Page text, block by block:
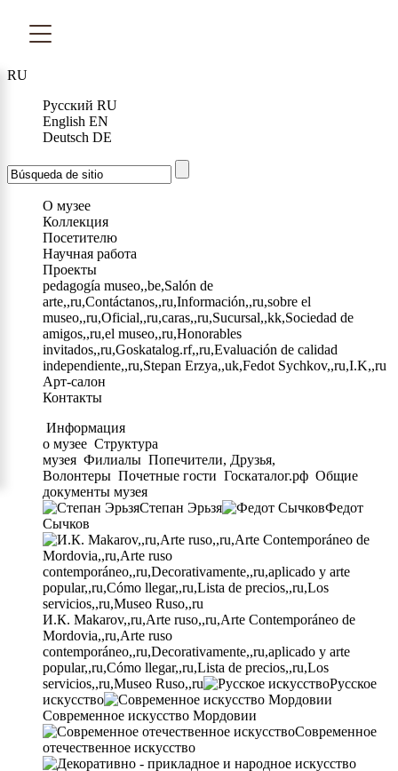
RU
Русский RU
English EN
Deutsch DE
О музее
Коллекция
Посетителю
Научная работа
Проекты
pedagogía museo,,be,Salón de
arte,,ru,Contáctanos,,ru,Información,,ru,sobre el
museo,,ru,Oficial,,ru,caras,,ru,Sucursal,,kk,Sociedad de
amigos,,ru,el museo,,ru,Honorables
invitados,,ru,Goskatalog.rf,,ru,Evaluación de calidad
independiente,,ru,Stepan Erzya,,uk,Fedot Sychkov,,ru,I.K,,ru
Арт-салон
Контакты
Информация
о музее Структура
музея Филиалы Попечители, Друзья,
Волонтеры Почетные гости Госкаталог.рф Общие
документы музея
Степан Эрьзя
Федот
Сычков
И.К. Makarov,,ru,Arte ruso,,ru,Arte Contemporáneo de
Mordovia,,ru,Arte ruso
contemporáneo,,ru,Decorativamente,,ru,aplicado y arte
popular,,ru,Cómo llegar,,ru,Lista de precios,,ru,Los
servicios,,ru,Museo Ruso,,ru
Русское
искусство
Современное искусство Мордовии
Современное
отечественное искусство